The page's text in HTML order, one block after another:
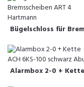
Bügelschloss für
Alarmbox 2-0 +